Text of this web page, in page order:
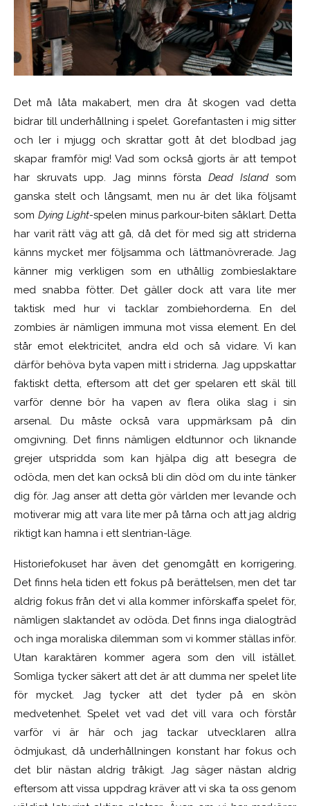
Det må låta makabert, men dra åt skogen vad detta
bidrar till underhållning i spelet. Gorefantasten i mig sitter
och ler i mjugg och skrattar gott åt det blodbad jag
skapar framför mig! Vad som också gjorts är att tempot
har skruvats upp. Jag minns första Dead Island som
ganska stelt och långsamt, men nu är det lika följsamt
som Dying Light-spelen minus parkour-biten såklart. Detta
har varit rätt väg att gå, då det för med sig att striderna
känns mycket mer följsamma och lättmanövrerade. Jag
känner mig verkligen som en uthållig zombieslaktare
med snabba fötter. Det gäller dock att vara lite mer
taktisk med hur vi tacklar zombiehorderna. En del
zombies är nämligen immuna mot vissa element. En del
står emot elektricitet, andra eld och så vidare. Vi kan
därför behöva byta vapen mitt i striderna. Jag uppskattar
faktiskt detta, eftersom att det ger spelaren ett skäl till
varför denne bör ha vapen av flera olika slag i sin
arsenal. Du måste också vara uppmärksam på din
omgivning. Det finns nämligen eldtunnor och liknande
grejer utspridda som kan hjälpa dig att besegra de
odöda, men det kan också bli din död om du inte tänker
dig för. Jag anser att detta gör världen mer levande och
motiverar mig att vara lite mer på tårna och att jag aldrig
riktigt kan hamna i ett slentrian-läge.
Historiefokuset har även det genomgått en korrigering.
Det finns hela tiden ett fokus på berättelsen, men det tar
aldrig fokus från det vi alla kommer införskaffa spelet för,
nämligen slaktandet av odöda. Det finns inga dialogträd
och inga moraliska dilemman som vi kommer ställas inför.
Utan karaktären kommer agera som den vill istället.
Somliga tycker säkert att det är att dumma ner spelet lite
för mycket. Jag tycker att det tyder på en skön
medvetenhet. Spelet vet vad det vill vara och förstår
varför vi är här och jag tackar utvecklaren allra
ödmjukast, då underhållningen konstant har fokus och
det blir nästan aldrig tråkigt. Jag säger nästan aldrig
eftersom att vissa uppdrag kräver att vi ska ta oss genom